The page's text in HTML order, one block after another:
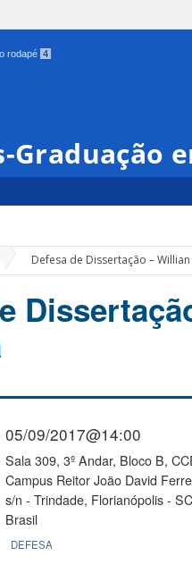
rodapé 4
Graduação
Defesa de Dissertação –
05/09/2017@14:00
Sala 309, 3º Andar, Bloco B,
Campus Reitor João David
s/n - Trindade, Florianópolis -
Brasil
DEFESA